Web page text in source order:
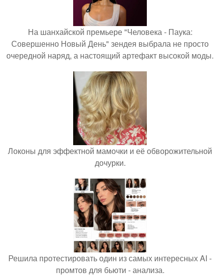
На шанхайской премьере "Человека - Паука:
Совершенно Новый День" зендея выбрала не просто
очередной наряд, а настоящий артефакт высокой моды.
Локоны для эффектной мамочки и её обворожительной
дочурки.
Решила протестировать один из самых интересных AI -
промтов для бьюти - анализа.